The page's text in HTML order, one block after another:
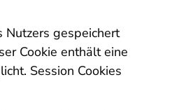
Nutzers gespeichert
Cookie enthält eine
Session Cookies